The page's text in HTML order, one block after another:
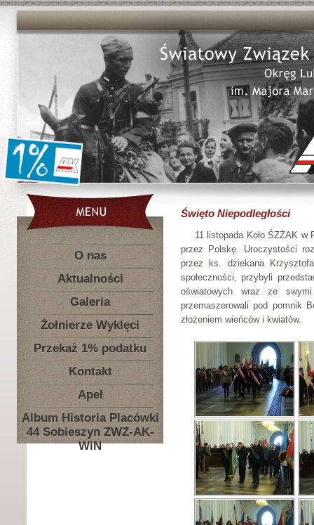
O nas
Aktualności
Galeria
Żołnierze Wyklęci
Przekaż 1% podatku
Kontakt
Apel
Album Historia Placówki
44 Sobieszyn ZWZ-AK-
WiN
Święto Niepodległości
11 listopada Koło ŚZŻAK w
przez Polskę. Uroczystości
przez ks. dziekana
społeczności, przybyli
oświatowych wraz ze
przemaszerowali pod pomnik
złożeniem wieńców i kwiatów.